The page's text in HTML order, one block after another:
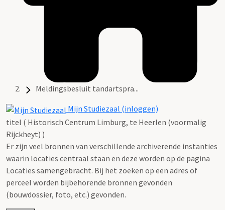
Meldingsbesluit tandartspra...
Mijn Studiezaal (inloggen)
titel ( Historisch Centrum Limburg, te Heerlen (voormalig
Rijckheyt) )
Er zijn veel bronnen van verschillende archiverende instanties
waarin locaties centraal staan en deze worden op de pagina
Locaties samengebracht. Bij het zoeken op een adres of
perceel worden bijbehorende bronnen gevonden
(bouwdossier, foto, etc.) gevonden.